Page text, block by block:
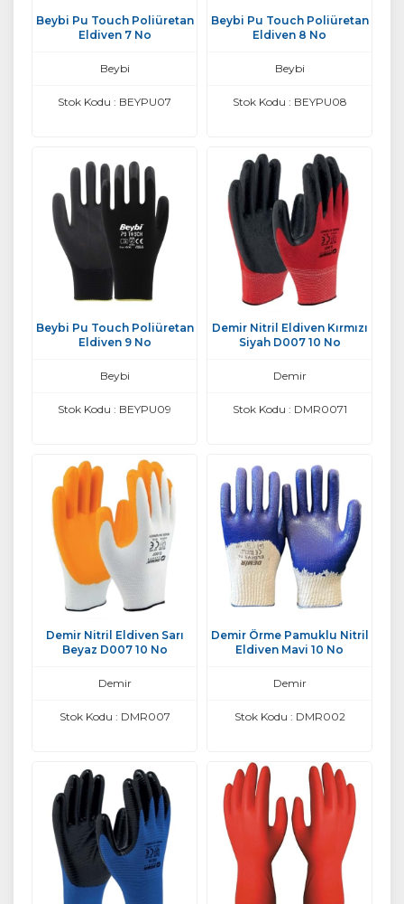
Beybi Pu Touch Poliüretan
Eldiven 7 No
Beybi
Stok Kodu : BEYPU07
Beybi Pu Touch Poliüretan
Eldiven 8 No
Beybi
Stok Kodu : BEYPU08
Beybi Pu Touch Poliüretan
Eldiven 9 No
Beybi
Stok Kodu : BEYPU09
Demir Nitril Eldiven Kırmızı
Siyah D007 10 No
Demir
Stok Kodu : DMR0071
Demir Nitril Eldiven Sarı
Beyaz D007 10 No
Demir
Stok Kodu : DMR007
Demir Örme Pamuklu Nitril
Eldiven Mavi 10 No
Demir
Stok Kodu : DMR002